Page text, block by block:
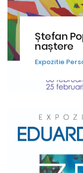
Ștefan
naștere
Expozitie